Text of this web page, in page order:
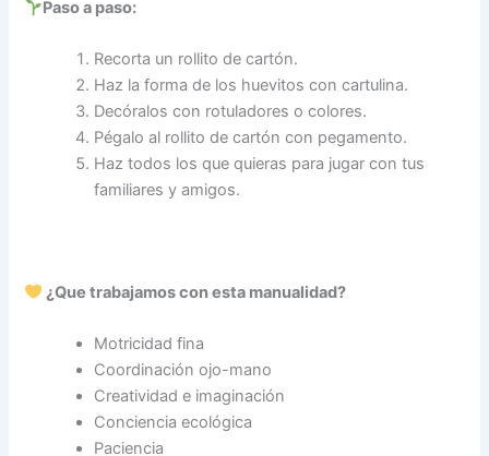
Paso a paso:
Recorta un rollito de cartón.
Haz la forma de los huevitos con cartulina.
Decóralos con rotuladores o colores.
Pégalo al rollito de cartón con pegamento.
Haz todos los que quieras para jugar con tus
familiares y amigos.
¿Que trabajamos con esta manualidad?
Motricidad fina
Coordinación ojo-mano
Creatividad e imaginación
Conciencia ecológica
Paciencia